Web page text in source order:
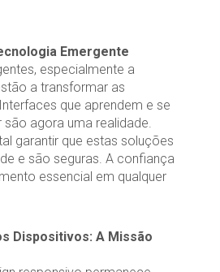
Emergente
especialmente a
a transformar as
que aprendem e se
agora uma realidade.
garantir que estas soluções
e são seguras. A confiança
essencial em qualquer
Dispositivos: A Missão